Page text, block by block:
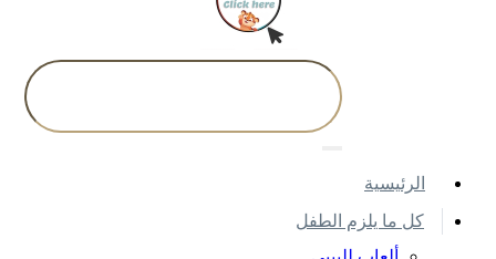
اﻟﺮﺋﻴﺴﻴﺔ
كل ما يلزم الطفل